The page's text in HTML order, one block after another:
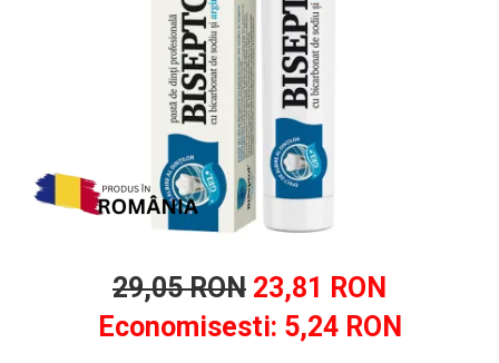
Probiotice si prebiotice
Sanatate urinara
Sistemul respirator
Somn stres si anxietate
Supliment Calciu
Balsam masca si tratament
Produse cu SPF Pentru Fata
29,05 RON 23,81 RON
Economisesti: 5,24 RON